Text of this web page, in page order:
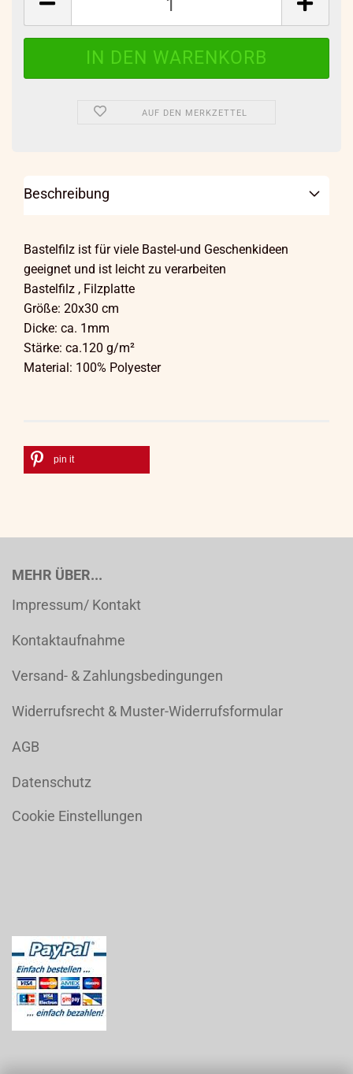
AUF DEN MERKZETTEL
Beschreibung
Bastelfilz ist für viele Bastel-und Geschenkideen
geeignet und ist leicht zu verarbeiten
Bastelfilz , Filzplatte
Größe: 20x30 cm
Dicke: ca. 1mm
Stärke: ca.120 g/m²
Material: 100% Polyester
pin it
MEHR ÜBER...
Impressum/ Kontakt
Kontaktaufnahme
Versand- & Zahlungsbedingungen
Widerrufsrecht & Muster-Widerrufsformular
AGB
Datenschutz
Cookie Einstellungen